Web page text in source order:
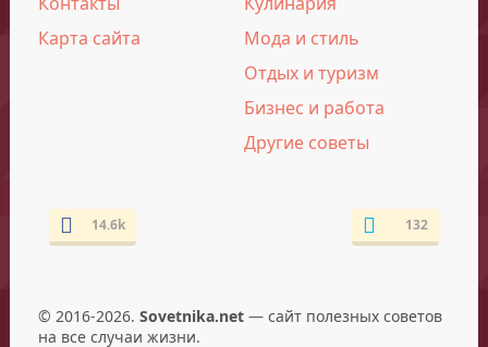
Карта сайта
Мода и стиль
Отдых и туризм
Бизнес и работа
Другие советы
14.6k 132
© 2016-2026. Sovetnika.net— сайт полезных советов
на все случаи жизни.